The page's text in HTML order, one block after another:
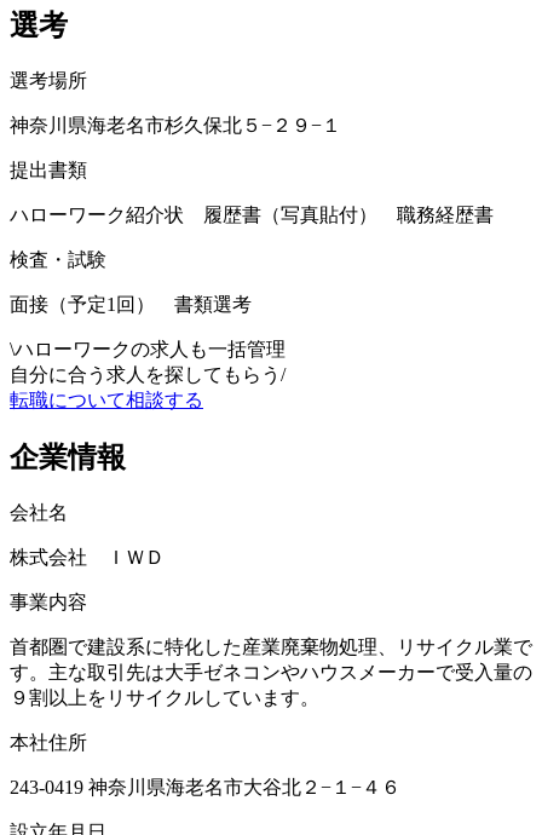
選考
選考場所
神奈川県海老名市杉久保北５−２９−１
提出書類
ハローワーク紹介状 履歴書（写真貼付） 職務経歴書
検査・試験
面接（予定1回） 書類選考
\ハローワークの求人も一括管理
自分に合う求人を探してもらう /
転職について相談する
企業情報
会社名
株式会社 ＩＷＤ
事業内容
首都圏で建設系に特化した産業廃棄物処理、リサイクル業で
す。主な取引先は大手ゼネコンやハウスメーカーで受入量の
９割以上をリサイクルしています。
本社住所
243-0419 神奈川県海老名市大谷北２−１−４６